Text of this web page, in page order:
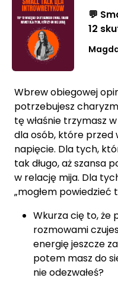
💬
12
Wbrew obiegowej
potrzebujesz
tę właśnie trzymasz
dla osób, które przed
napięcie. Dla tych,
tak długo, aż szansa
w relację mija. Dla
„mogłem powiedzieć
Wkurza cię to, że
rozmowami
energię jeszcze
potem masz do
nie odezwałeś?